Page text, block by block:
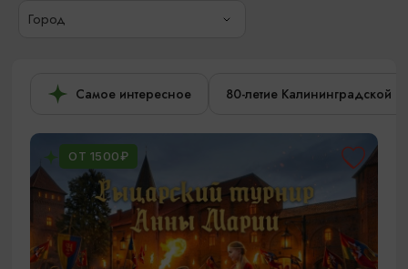
Город
Самое интересное 80-летие Калининградской
ОТ 1500₽